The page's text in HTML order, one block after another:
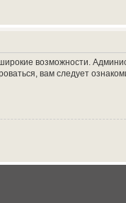
возможности.
вам следует